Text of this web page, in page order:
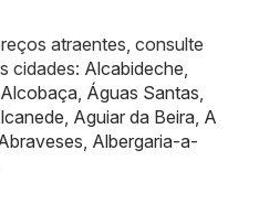
atraentes, consulte
cidades: Alcabideche
Alcobaça Águas Santas
Aguiar da Beira A
Albergaria-a-